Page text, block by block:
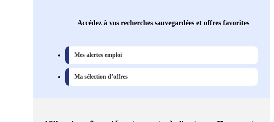
Accédez à vos recherches sauvegardées et offres favorites
Mes alertes emploi
Ma sélection d’offres